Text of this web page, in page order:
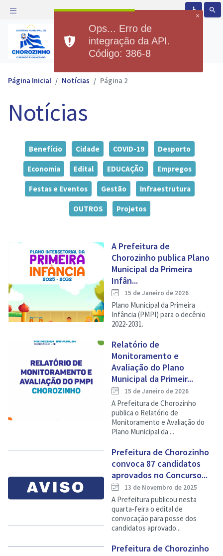
accessible search
Prefeitura Municipal de
Chorozinho
Página Inicial Notícias Página 2
Notícias
Benefício Cidade COVID-19 Desporto
Economia Edital EDUCAÇÃO Empregos
Festas e Eventos Gestão Infraestrutura
OUTROS Projetos
A Prefeitura de
Chorozinho publica Plano
Municipal da Primeira
Infân...
15 de Janeiro de 2026
Plano Municipal da Primeira
Infância (PMPI) para o decênio
2022-2031.
Relatório de
Monitoramento e
Avaliação do Plano
Municipal da Primeir...
15 de Janeiro de 2026
A Prefeitura de Chorozinho
publica o Relatório de
Monitoramento e Avaliação do
Plano Municipal da ...
Prefeitura de Chorozinho
convoca 87 candidatos
aprovados no Concurso...
13 de Novembro de 2025
A Prefeitura publicou nesta
quarta-feira o edital de
convocação para posse dos
candidatos aprovado...
Prefeitura de Chorozinho
×
Ops... Erro de
integração da API.
Código: 386-8